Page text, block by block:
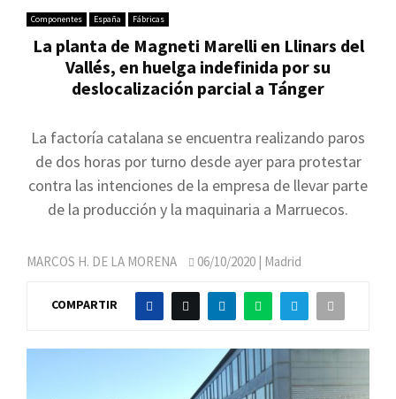
Componentes España Fábricas
La planta de Magneti Marelli en Llinars del
Vallés, en huelga indefinida por su
deslocalización parcial a Tánger
La factoría catalana se encuentra realizando paros
de dos horas por turno desde ayer para protestar
contra las intenciones de la empresa de llevar parte
de la producción y la maquinaria a Marruecos.
MARCOS H. DE LA MORENA 06/10/2020 | Madrid
COMPARTIR